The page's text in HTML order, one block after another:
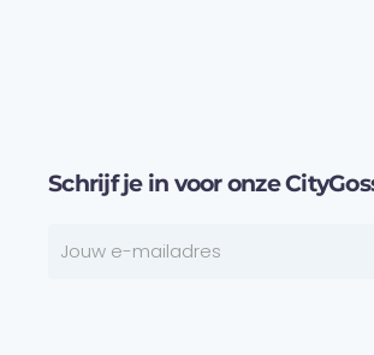
Schrijf je in voor onze